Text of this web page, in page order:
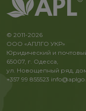
© 2011-2026
ООО «АПЛГО УКР»
Юридический и
65007, г. Одесса,
ул. Новощепный ряд, дом
+357 99 855523